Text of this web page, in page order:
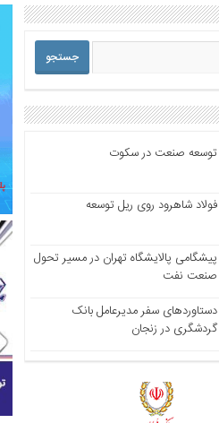
توسعه صنعت در سکوت
فولاد شاهرود روی ریل توسعه
پیشگامی پالایشگاه تهران در مسیر تحول
صنعت نفت
دستاوردهای سفر مدیرعامل بانک
گردشگری در زنجان